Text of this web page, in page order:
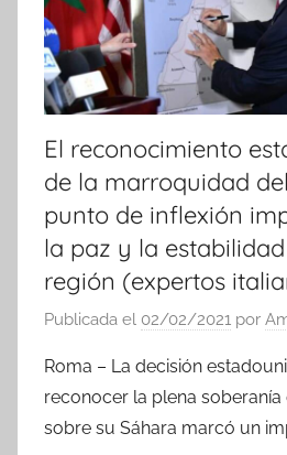
El reconocimiento
de la marroquidad
punto de inflexión
la paz y la
región (expertos
Publicada el 02/02/2021 por
Roma – La decisión
reconocer la plena
sobre su Sáhara marcó un